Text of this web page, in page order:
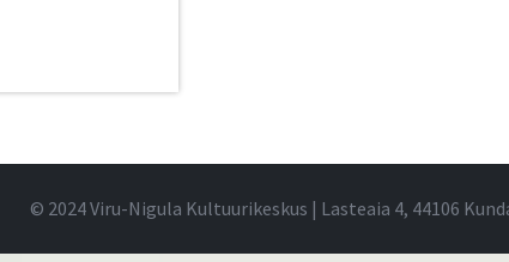
© 2024 Viru-Nigula Kultuurikeskus | Lasteaia 4, 44106